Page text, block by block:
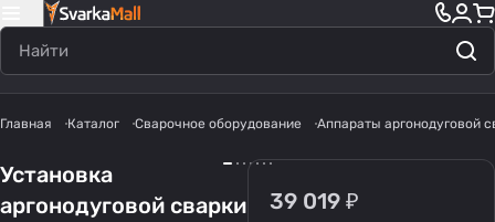
Главная Каталог Сварочное оборудование Аппараты аргонодуговой
Установка
аргонодуговой сварки
39 019 ₽